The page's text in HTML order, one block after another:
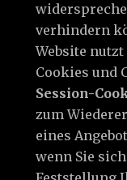
verhindern
Website
Cookies und
Session-
zum
eines
wenn Sie